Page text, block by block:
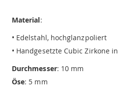
Material:
• Edelstahl, hochglanzpoliert
• Handgesetzte Cubic Zirkone
Durchmesser: 10 mm
Öse: 5 mm